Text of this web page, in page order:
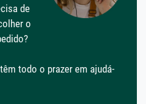
de
o
todo o prazer em ajudá-